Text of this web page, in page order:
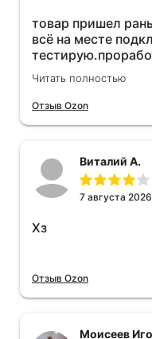
товар пришел
всё на месте
работать
жаль деньги на
Читать полностью
Отзыв Ozon
Виталий А.
7 августа 2026
Хз
Отзыв Ozon
Моисеев